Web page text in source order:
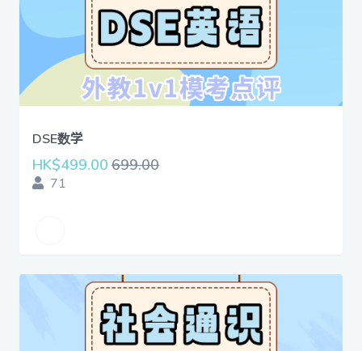
DSE数学
HK$499.00 699.00
71